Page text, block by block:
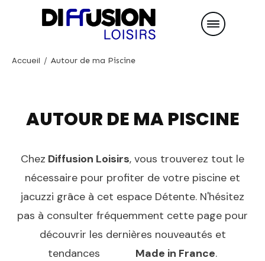
Accueil / Autour de ma Piscine
AUTOUR DE MA PISCINE
Chez Diffusion Loisirs, vous trouverez tout le
nécessaire pour profiter de votre piscine et
jacuzzi grâce à cet espace Détente. N'hésitez
pas à consulter fréquemment cette page pour
découvrir les dernières nouveautés et
tendances Made in France.